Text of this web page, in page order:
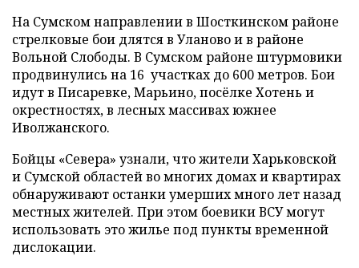
На Сумском направлении в Шосткинском районе
стрелковые бои длятся в Уланово и в районе
Вольной Слободы. В Сумском районе штурмовики
продвинулись на 16 участках до 600 метров. Бои
идут в Писаревке, Марьино, посёлке Хотень и
окрестностях, в лесных массивах южнее
Иволжанского.
Бойцы «Севера» узнали, что жители Харьковской
и Сумской областей во многих домах и квартирах
обнаруживают останки умерших много лет назад
местных жителей. При этом боевики ВСУ могут
использовать это жилье под пункты временной
дислокации.